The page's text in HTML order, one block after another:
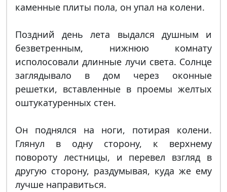
каменные плиты пола, он упал на колени.
Поздний день лета выдался душным и
безветренным, нижнюю комнату
исполосовали длинные лучи света. Солнце
заглядывало в дом через оконные
решетки, вставленные в проемы желтых
оштукатуренных стен.
Он поднялся на ноги, потирая колени.
Глянул в одну сторону, к верхнему
повороту лестницы, и перевел взгляд в
другую сторону, раздумывая, куда же ему
лучше направиться.